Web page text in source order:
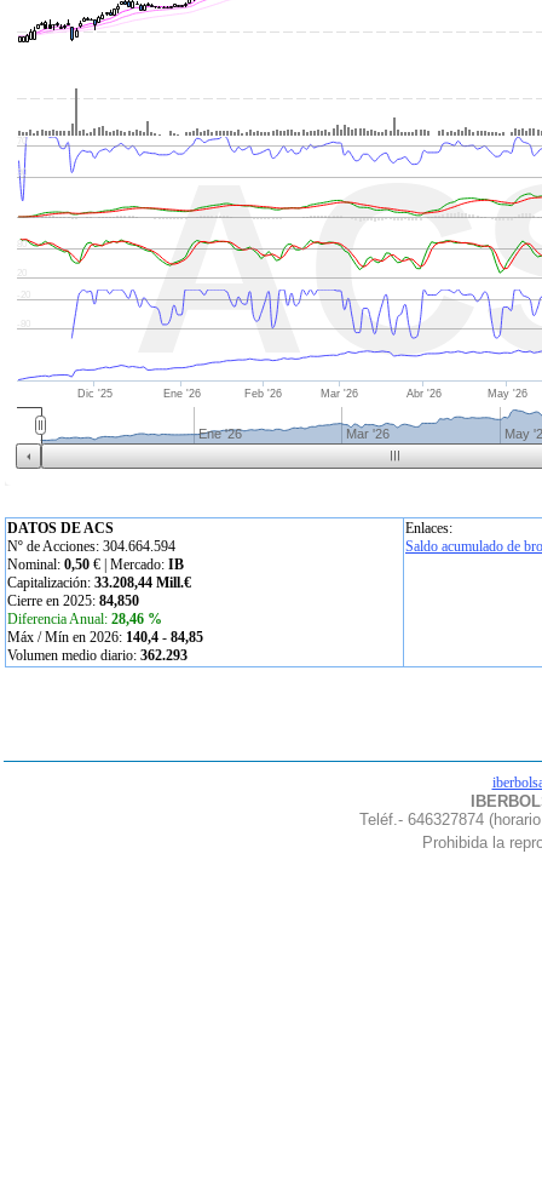
DATOS DE ACS
Nº de Acciones: 304.664.594
Nominal: 0,50 € | Mercado: IB
Capitalización: 33.208,44 Mill.€
Cierre en 2025: 84,850
Diferencia Anual: 28,46 %
Máx / Mín en 2026: 140,4 - 84,85
Volumen medio diario: 362.293
Enlaces:
Saldo acumulado de
Teléf.- 646327874
Prohibida la